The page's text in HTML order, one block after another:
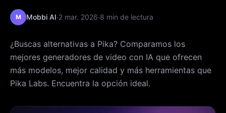
M Mobbi AI·2 mar. 2026·8 min de lectura
¿Buscas alternativas a Pika? Comparamos los
mejores generadores de video con IA que ofrecen
más modelos, mejor calidad y más herramientas que
Pika Labs. Encuentra la opción ideal.